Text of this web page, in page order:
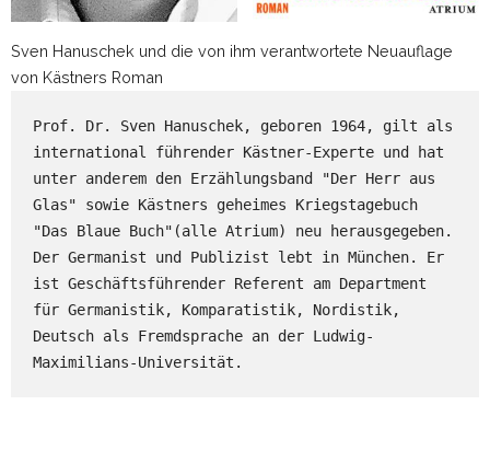
Sven Hanuschek und die von ihm verantwortete Neuauflage
von Kästners Roman
Prof. Dr. Sven Hanuschek, geboren 1964, gilt als
international führender Kästner-Experte und hat
unter anderem den Erzählungsband "Der Herr aus
Glas" sowie Kästners geheimes Kriegstagebuch
"Das Blaue Buch"(alle Atrium) neu herausgegeben.
Der Germanist und Publizist lebt in München. Er
ist Geschäftsführender Referent am Department
für Germanistik, Komparatistik, Nordistik,
Deutsch als Fremdsprache an der Ludwig-
Maximilians-Universität.